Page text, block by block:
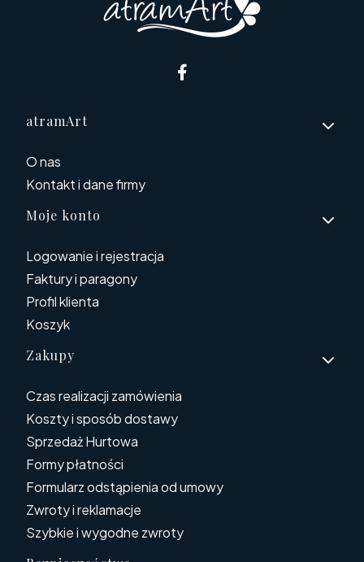
Linki w stopce
atramArt
O nas
Kontakt i dane firmy
Moje konto
Logowanie i rejestracja
Faktury i paragony
Profil klienta
Koszyk
Zakupy
Czas realizacji zamówienia
Koszty i sposób dostawy
Sprzedaż Hurtowa
Formy płatności
Formularz odstąpienia od umowy
Zwroty i reklamacje
Szybkie i wygodne zwroty